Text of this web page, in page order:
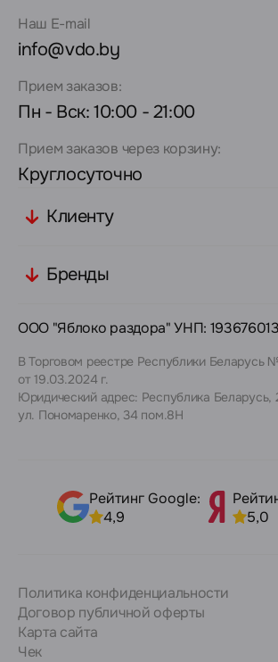
Наш E-mail
info@vdo.by
Прием заказов:
Пн - Вск: 10:00 - 21:00
Прием заказов через корзину:
Круглосуточно
Клиенту
Бренды
ООО "Яблоко раздора" УНП: 193676013
В Торговом реестре Республики Беларусь
от 19.03.2024 г.
Юридический адрес: Республика Беларусь,
ул. Пономаренко, 34 пом.8Н
Рейтинг Google:
4,9
5,0
Политика конфиденциальности
Договор публичной оферты
Карта сайта
Чек